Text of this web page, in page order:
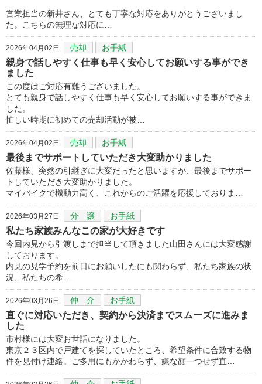
営業担当の新井さん、とても丁寧な対応をありがとうございまし
た。こちらの無理な対応に…
2026年04月02日 売却 お手紙
親身で話しやすく仕事も早く安心してお願いする事ができ
ました
この度はご対応有難うございました。
とても親身で話しやすく仕事も早く安心してお願いする事ができま
した。
忙しい時期に初めての売却活動が被…
2026年04月02日 売却 お手紙
最後までサポートしていただき大変助かりました
佐藤様、突然の引継ぎに大変だったと思いますが、最後までサポー
トしていただき大変助かりました。
マイバイクで機動力高く、これからのご活躍を応援しておりま…
2026年03月27日 分 譲 お手紙
私たち家族みんなこの家が大好きです
今回内見から引渡しまで担当して頂きました山田さんには大変感謝
しております。
内見の見学予約を前日にお願いしたにも関わらず、私たち家族の状
況、私たちの希…
2026年03月26日 仲 介 お手紙
直ぐに対応いただき、契約から決済までスムーズに進みま
した
市村様には大変お世話になりました。
東京２３区内で戸建てを探していたところ、希望条件に合致する物
件を見付け連絡。ご多用にもかかわらず、嫌な顔一つせず直…